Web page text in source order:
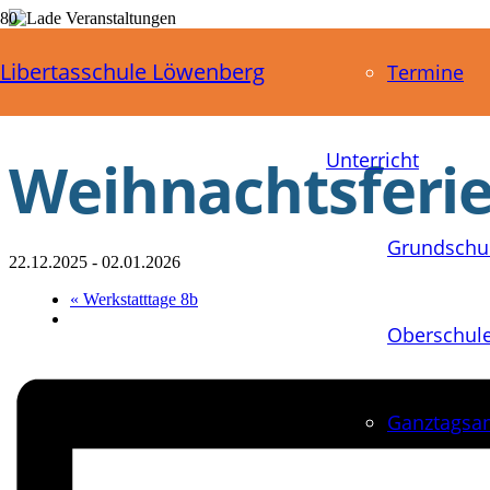
Libertasschule Löwenberg Termine
Unterricht
22.12.2025 - 02.01.2026
« Werkstatttage 8b